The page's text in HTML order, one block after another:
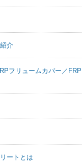
介
フリュームカバー／
ートとは